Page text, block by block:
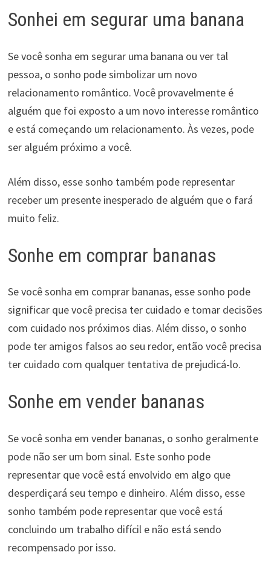
Sonhei em segurar uma banana
Se você sonha em segurar uma banana ou ver tal
pessoa, o sonho pode simbolizar um novo
relacionamento romântico. Você provavelmente é
alguém que foi exposto a um novo interesse romântico
e está começando um relacionamento. Às vezes, pode
ser alguém próximo a você.
Além disso, esse sonho também pode representar
receber um presente inesperado de alguém que o fará
muito feliz.
Sonhe em comprar bananas
Se você sonha em comprar bananas, esse sonho pode
significar que você precisa ter cuidado e tomar decisões
com cuidado nos próximos dias. Além disso, o sonho
pode ter amigos falsos ao seu redor, então você precisa
ter cuidado com qualquer tentativa de prejudicá-lo.
Sonhe em vender bananas
Se você sonha em vender bananas, o sonho geralmente
pode não ser um bom sinal. Este sonho pode
representar que você está envolvido em algo que
desperdiçará seu tempo e dinheiro. Além disso, esse
sonho também pode representar que você está
concluindo um trabalho difícil e não está sendo
recompensado por isso.